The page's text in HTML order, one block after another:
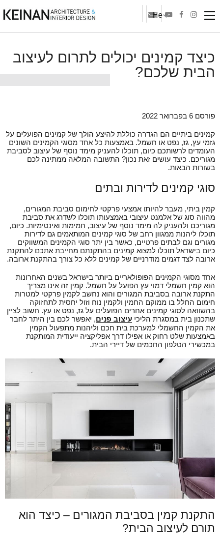
He
כיצד קמינים יכולים לתרום לעיצוב
הבית שלכם?
פורסם 6 בפברואר 2022
קמינים ביתיים הם הגדרה כוללת להיצע הולך של קמינים הפועלים על
גזמי עץ, גז, נפט או חשמל. באמצעות כל אחד מסוגי הקמינים השונים
העומדים לרשותכם כיום, תוכלו להעניק מימד נוסף של עיצוב לסביבת
מגוריכם. כיצד עושים זאת נכון? התשובה המלאה ממתינה לכם
בשורות הבאות.
סוגי קמינים לדירות ובתים
קמין ביתי, מעבר להיותו אמצעי פרקטי לחימום סביבת המגורים,
מהווה סוג של אלמנט עיצובי באמצעותו תוכלו לשדרג את סביבת
מגוריכם ולהעניק לה מימד נוסף של עיצוב, חמימות ואינטימיות. כיום,
תוכלו ליהנות ממגוון רחב של סוגי קמינים המותאמים גם לדירות
מגורים וגם לבתים פרטיים, כאשר בין יתר סוגי הקמינים המשווקים
כיום בישראל תוכלו למצוא קמינים בהתקנתם מחייבת אתכם להתקנת
ארובה לצד דגמים מודרניים של קמינים ללא כל צורך בהתקנת ארובה.
אחד מסוגי הקמינים הפופולאריים ביותר בישראל בשנים האחרונות
הוא קמין חשמלי דמוי עץ הפועל על חשמל. קמין זה אינו מצריך
התקנת ארובה בסביבת המגורים והוא נחשב לקמין פרקטי למטרות
חימום החלל בו ממוקם החמין ולקמין נוח וזול יחסית לתחזוקה
בהשוואה לסוגי קמינים אחרים הפועלים על גז, נפט או עץ. חשוב לציין
שתכנון בית במסגרת הליכי עיצוב פנים, יאפשר לכם בין היתר לחבר
את הקמין החשמלי למערכת בית חכם וליהנות מתפעול הקמין
באמצעות שלט רחוק או אפילו דרך אפליקציה ייעודית המותקנת
במכשירי הטלפון החכמים של דיירי הבית.
התקנת קמין בסביבת המגורים – כיצד הוא
תורם לעיצוב הבית?